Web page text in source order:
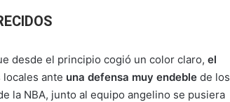
desde el principio cogió un color claro, el
ante una defensa muy endeble de los
la NBA, junto al equipo angelino se pusiera